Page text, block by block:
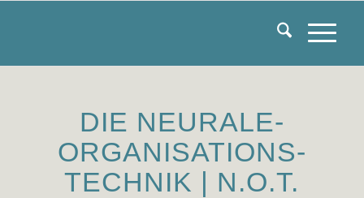
DIE NEURALE-
ORGANISATIONS-
TECHNIK | N.O.T.